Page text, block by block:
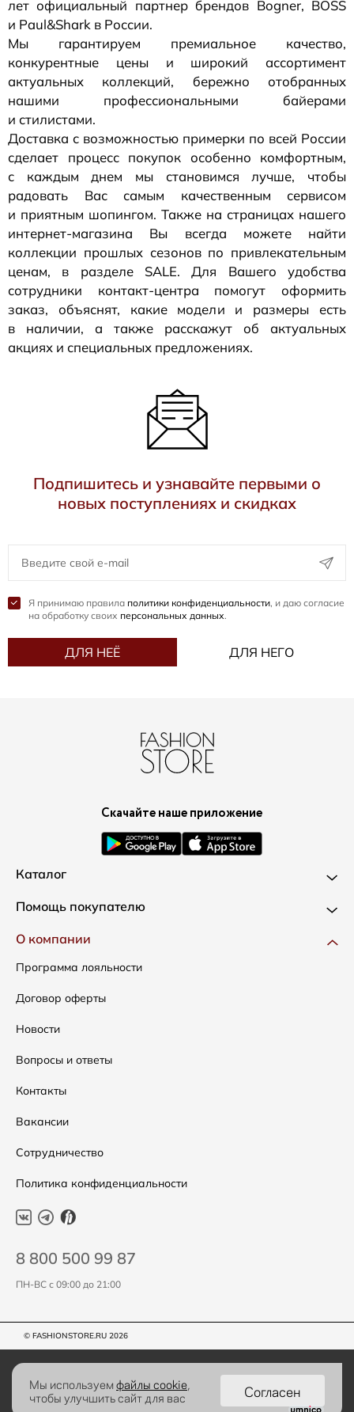
лет официальный партнер брендов Bogner, BOSS
и Paul&Shark в России.
Мы гарантируем премиальное качество,
конкурентные цены и широкий ассортимент
актуальных коллекций, бережно отобранных
нашими профессиональными байерами
и стилистами.
Доставка с возможностью примерки по всей России
сделает процесс покупок особенно комфортным,
с каждым днем мы становимся лучше, чтобы
радовать Вас самым качественным сервисом
и приятным шопингом. Также на страницах нашего
интернет-магазина Вы всегда можете найти
коллекции прошлых сезонов по привлекательным
ценам, в разделе SALE. Для Вашего удобства
сотрудники контакт-центра помогут оформить
заказ, объяснят, какие модели и размеры есть
в наличии, а также расскажут об актуальных
акциях и специальных предложениях.
Подпишитесь и узнавайте первыми о
новых поступлениях и скидках
Я принимаю правила политики конфиденциальности, и даю согласие
на обработку своих персональных данных.
ДЛЯ НЕЁ ДЛЯ НЕГО
Скачайте наше приложение
Каталог
Новинки
Одежда
Сумки
Аксессуары
Распродажа
Подарочные сертификаты
Помощь покупателю
Доставка и оплата
Как оформить заказ
Условия возвратов
Таблица размеров
Уход за одеждой
О компании
Программа лояльности
Договор оферты
Новости
Вопросы и ответы
Контакты
Вакансии
Сотрудничество
Политика конфиденциальности
8 800 500 99 87
ПН-ВС с 09:00 до 21:00
© FASHIONSTORE.RU 2026
Мы используемфайлы cookie
чтобы улучшить сайт для вас Согласен